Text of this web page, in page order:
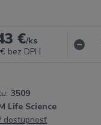
€/ks
bez DPH
3509
Life Science
dostupnosť